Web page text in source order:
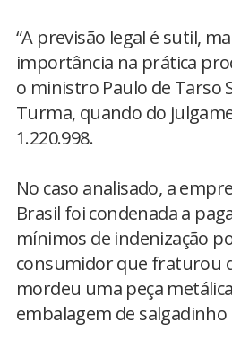
“A previsão legal é sutil,
importância na prática
o ministro Paulo de Tarso
Turma, quando do
1.220.998.
No caso analisado, a
Brasil foi condenada a
mínimos de indenização
consumidor que fraturou
mordeu uma peça
embalagem de salgadinho